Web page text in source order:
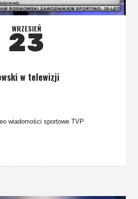
WRZESIEŃ
23
w telewizji
wiadomości sportowe TVP